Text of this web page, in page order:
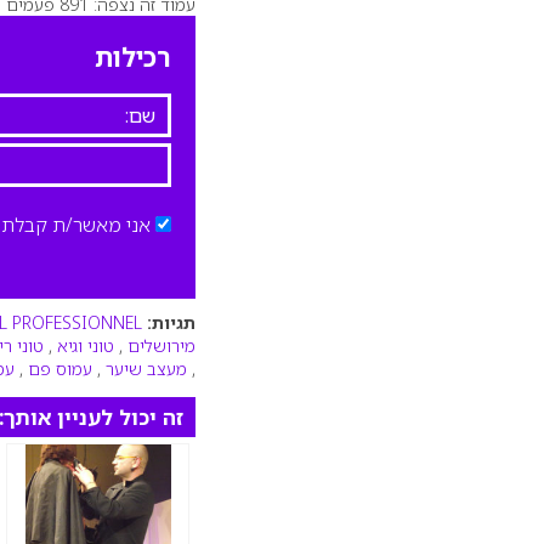
רכילות
אני מאשר/ת קבלת
תגיות: PROFESSIONNEL
מירושלים , טוני וגיא , טוני
, מעצב שיער , עמוס פם ,
זה יכול לעניין אותך: